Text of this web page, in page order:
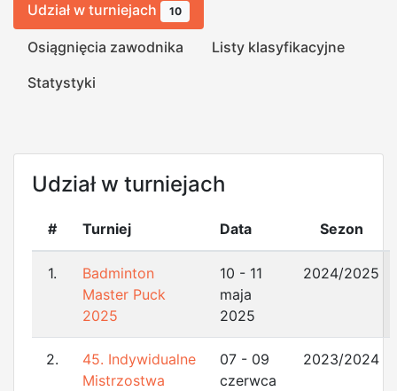
Udział w turniejach 10
Osiągnięcia zawodnika
Listy klasyfikacyjne
Statystyki
Udział w turniejach
# Turniej Data Sezon
1.
Badminton
Master Puck
2025
10 - 11
maja
2025
2024/2025
2.
45. Indywidualne
Mistrzostwa
07 - 09
czerwca
2023/2024